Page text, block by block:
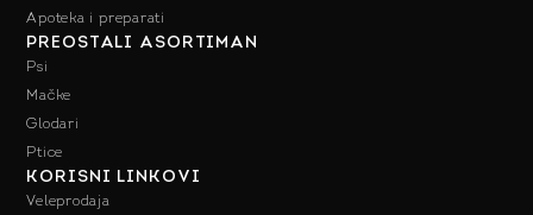
Apoteka i preparati
PREOSTALI ASORTIMAN
Psi
Mačke
Glodari
Ptice
KORISNI LINKOVI
Veleprodaja